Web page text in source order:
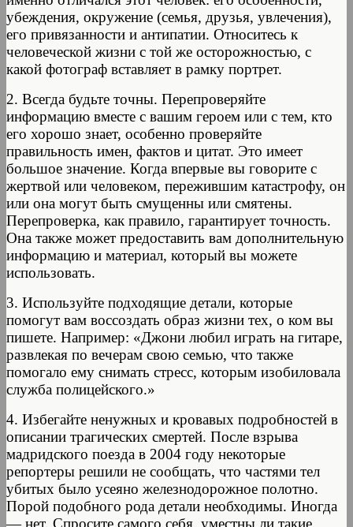
убеждения, окружение (семья, друзья, увлечения),
его привязанности и антипатии. Относитесь к
человеческой жизни с той же осторожностью, с
какой фотограф вставляет в рамку портрет.
2. Всегда будьте точны. Перепроверяйте
информацию вместе с вашим героем или с тем, кто
его хорошо знает, особенно проверяйте
правильность имен, фактов и цитат. Это имеет
большое значение. Когда впервые вы говорите с
жертвой или человеком, пережившим катастрофу, он
или она могут быть смущенны или смятены.
Перепроверка, как правило, гарантирует точность.
Она также может предоставить вам дополнительную
информацию и материал, который вы можете
использовать.
3. Используйте подходящие детали, которые
помогут вам воссоздать образ жизни тех, о ком вы
пишете. Например: «Джони любил играть на гитаре,
развлекая по вечерам свою семью, что также
помогало ему снимать стресс, которым изобиловала
служба полицейского.»
4. Избегайте ненужных и кровавых подробностей в
описании трагических смертей. После взрыва
мадридского поезда в 2004 году некоторые
репортеры решили не сообщать, что частями тел
убитых было усеяно железнодорожное полотно.
Порой подобного рода детали необходимы. Иногда
— нет. Спросите самого себя, уместны ли такие